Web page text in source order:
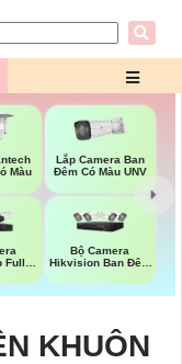
Màu
Lắp Camera Ban
Đêm Có Màu UNV
Full
Bộ Camera
Hikvision Ban Đêm
KHUÔN